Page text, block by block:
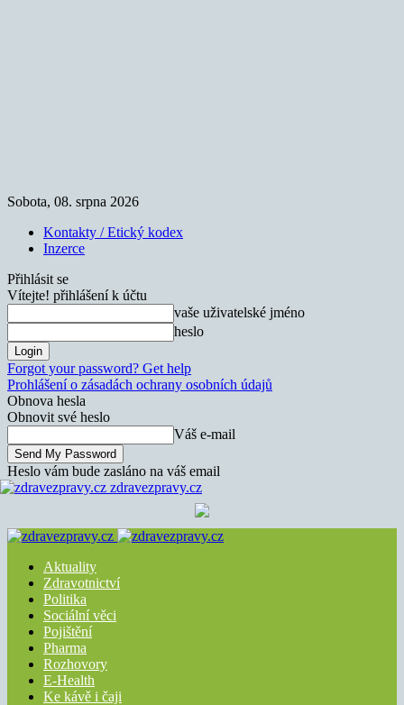
Sobota, 08. srpna 2026
Kontakty / Etický kodex
Inzerce
Přihlásit se
Vítejte! přihlášení k účtu
vaše uživatelské jméno
heslo
Forgot your password? Get help
Prohlášení o zásadách ochrany osobních údajů
Obnova hesla
Obnovit své heslo
Váš e-mail
Heslo vám bude zasláno na váš email
zdravezpravy.cz
Aktuality
Zdravotnictví
Politika
Sociální věci
Pojištění
Pharma
Rozhovory
E-Health
Ke kávě i čaji